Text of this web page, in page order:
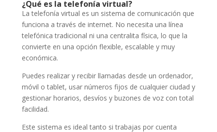
¿Qué es la telefonía virtual?
La telefonía virtual es un sistema de comunicación que
funciona a través de internet. No necesita una línea
telefónica tradicional ni una centralita física, lo que la
convierte en una opción flexible, escalable y muy
económica.
Puedes realizar y recibir llamadas desde un ordenador,
móvil o tablet, usar números fijos de cualquier ciudad y
gestionar horarios, desvíos y buzones de voz con total
facilidad.
Este sistema es ideal tanto si trabajas por cuenta